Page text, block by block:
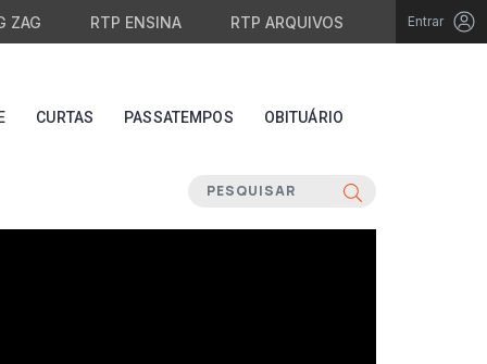
ZAG RTP ENSINA RTP ARQUIVOS Entrar
CURTAS PASSATEMPOS OBITUÁRIO